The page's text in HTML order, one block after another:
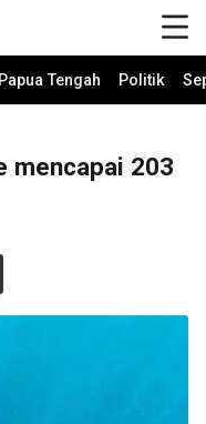
Tengah Politik
mencapai 203